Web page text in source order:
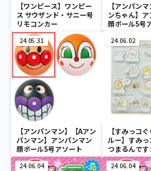
【ワンピース】ワンピー
ス サウザンド・サニー号
リモコンカー
【アンパン
ンちゃん】
顔ボール5号
24.05.31
【アンパンマン】【Aアン
パンマン】アンパンマン
顔ボール5号アソート
24.06.02
【すみっコ
ルー】すみ
つまるんです
24.06.04 24.06.04